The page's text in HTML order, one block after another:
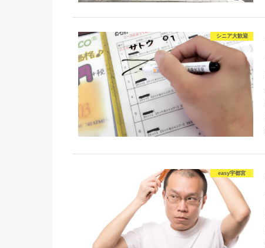
シニア大歓迎
easy宇都宮